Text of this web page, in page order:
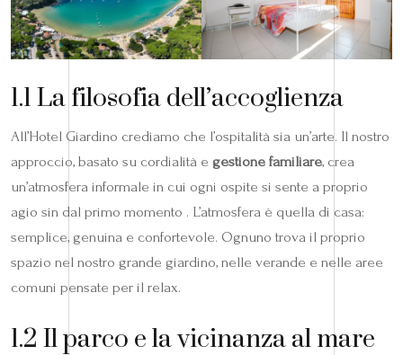
1.1 La filosofia dell’accoglienza
All’Hotel Giardino crediamo che l’ospitalità sia un’arte. Il nostro
approccio, basato su cordialità e gestione familiare, crea
un’atmosfera informale in cui ogni ospite si sente a proprio
agio sin dal primo momento . L’atmosfera è quella di casa:
semplice, genuina e confortevole. Ognuno trova il proprio
spazio nel nostro grande giardino, nelle verande e nelle aree
comuni pensate per il relax.
1.2 Il parco e la vicinanza al mare